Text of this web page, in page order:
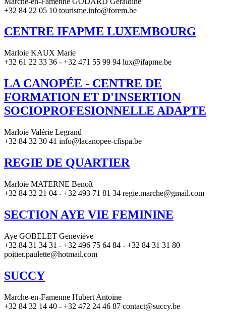
+32 84 22 05 10 tourisme.info@forem.be
CENTRE IFAPME LUXEMBOURG
Marloie KAUX Marie
+32 61 22 33 36 - +32 471 55 99 94 lux@ifapme.be
LA CANOPÉE - CENTRE DE
FORMATION ET D'INSERTION
SOCIOPROFESIONNELLE ADAPTE
Marloie Valérie Legrand
+32 84 32 30 41 info@lacanopee-cfispa.be
REGIE DE QUARTIER
Marloie MATERNE Benoît
+32 84 32 21 04 - +32 493 71 81 34 regie.marche@gmail.com
SECTION AYE VIE FEMININE
Aye GOBELET Geneviève
+32 84 31 34 31 - +32 496 75 64 84 - +32 84 31 31 80
poitier.paulette@hotmail.com
SUCCY
Marche-en-Famenne Hubert Antoine
+32 84 32 14 40 - +32 472 24 46 87 contact@succy.be